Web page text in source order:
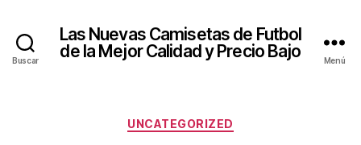
Buscar
Las Nuevas Camisetas de Futbol
de la Mejor Calidad y Precio Bajo
Menú
Categorías
UNCATEGORIZED